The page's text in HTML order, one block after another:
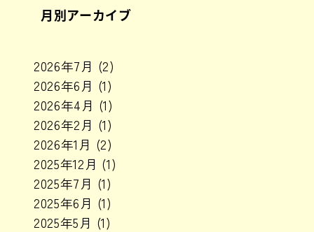
月別アーカイブ
2026年7月 (2)
2026年6月 (1)
2026年4月 (1)
2026年2月 (1)
2026年1月 (2)
2025年12月 (1)
2025年7月 (1)
2025年6月 (1)
2025年5月 (1)